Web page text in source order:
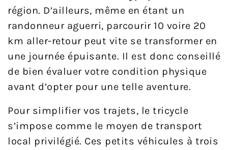
région. D’ailleurs, même en étant un
randonneur aguerri, parcourir 10 voire 20
km aller-retour peut vite se transformer en
une journée épuisante. Il est donc conseillé
de bien évaluer votre condition physique
avant d’opter pour une telle aventure.
Pour simplifier vos trajets, le tricycle
s’impose comme le moyen de transport
local privilégié. Ces petits véhicules à trois